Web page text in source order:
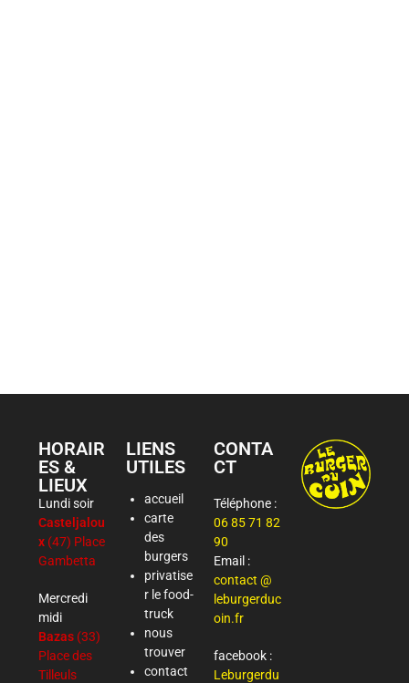
HORAIR
ES &
LIEUX
Lundi soir
Casteljalou
x (47) Place
Gambetta
Mercredi
midi
Bazas (33)
Place des
Tilleuls
LIENS
UTILES
accueil
carte
des
burgers
privatise
r le food-
truck
nous
trouver
contact
CONTA
CT
Téléphone :
06 85 71 82
90
Email :
contact @
leburgerduc
oin.fr
facebook :
Leburgerdu